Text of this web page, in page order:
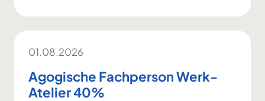
01.08.2026
Agogische Fachperson Werk-
Atelier 40%